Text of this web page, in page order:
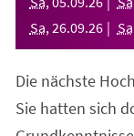
Sa, 26.09.26 Sa
Die nächste
Sie hatten sich